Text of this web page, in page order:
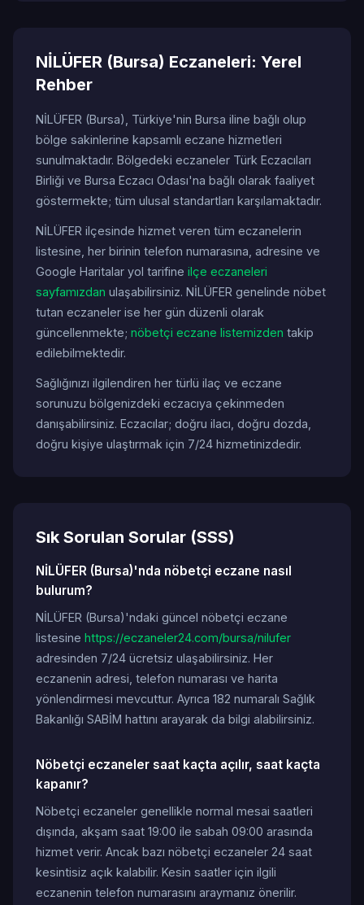
NİLÜFER (Bursa) Eczaneleri: Yerel
Rehber
NİLÜFER (Bursa), Türkiye'nin Bursa iline bağlı olup
bölge sakinlerine kapsamlı eczane hizmetleri
sunulmaktadır. Bölgedeki eczaneler Türk Eczacıları
Birliği ve Bursa Eczacı Odası'na bağlı olarak faaliyet
göstermekte; tüm ulusal standartları karşılamaktadır.
NİLÜFER ilçesinde hizmet veren tüm eczanelerin
listesine, her birinin telefon numarasına, adresine ve
Google Haritalar yol tarifine ilçe eczaneleri
sayfamızdan ulaşabilirsiniz. NİLÜFER genelinde nöbet
tutan eczaneler ise her gün düzenli olarak
güncellenmekte; nöbetçi eczane listemizden takip
edilebilmektedir.
Sağlığınızı ilgilendiren her türlü ilaç ve eczane
sorunuzu bölgenizdeki eczacıya çekinmeden
danışabilirsiniz. Eczacılar; doğru ilacı, doğru dozda,
doğru kişiye ulaştırmak için 7/24 hizmetinizdedir.
Sık Sorulan Sorular (SSS)
NİLÜFER (Bursa)'nda nöbetçi eczane nasıl
bulurum?
NİLÜFER (Bursa)'ndaki güncel nöbetçi eczane
listesine https://eczaneler24.com/bursa/nilufer
adresinden 7/24 ücretsiz ulaşabilirsiniz. Her
eczanenin adresi, telefon numarası ve harita
yönlendirmesi mevcuttur. Ayrıca 182 numaralı Sağlık
Bakanlığı SABİM hattını arayarak da bilgi alabilirsiniz.
Nöbetçi eczaneler saat kaçta açılır, saat kaçta
kapanır?
Nöbetçi eczaneler genellikle normal mesai saatleri
dışında, akşam saat 19:00 ile sabah 09:00 arasında
hizmet verir. Ancak bazı nöbetçi eczaneler 24 saat
kesintisiz açık kalabilir. Kesin saatler için ilgili
eczanenin telefon numarasını araymanız önerilir.